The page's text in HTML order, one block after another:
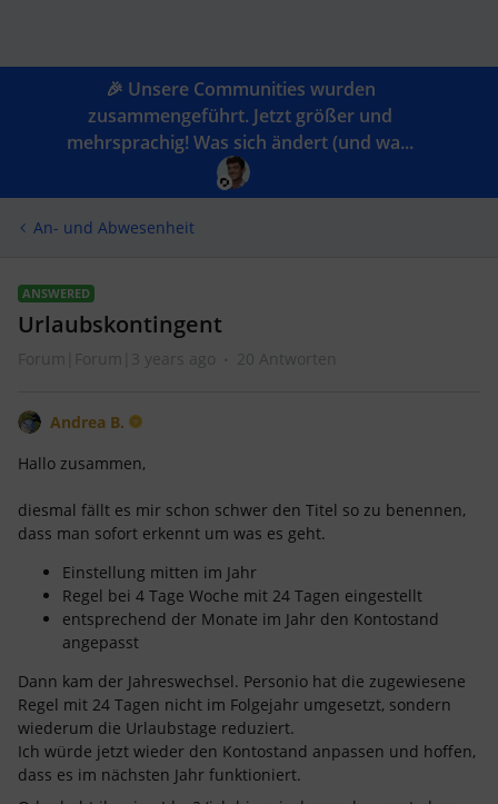
🎉 Unsere Communities wurden
zusammengeführt. Jetzt größer und
mehrsprachig! Was sich ändert (und wa...
An- und Abwesenheit
ANSWERED
Urlaubskontingent
Forum|Forum|3 years ago 20 Antworten
Andrea B.
Hallo zusammen,
diesmal fällt es mir schon schwer den Titel so zu benennen,
dass man sofort erkennt um was es geht.
Einstellung mitten im Jahr
Regel bei 4 Tage Woche mit 24 Tagen eingestellt
entsprechend der Monate im Jahr den Kontostand
angepasst
Dann kam der Jahreswechsel. Personio hat die zugewiesene
Regel mit 24 Tagen nicht im Folgejahr umgesetzt, sondern
wiederum die Urlaubstage reduziert.
Ich würde jetzt wieder den Kontostand anpassen und hoffen,
dass es im nächsten Jahr funktioniert.